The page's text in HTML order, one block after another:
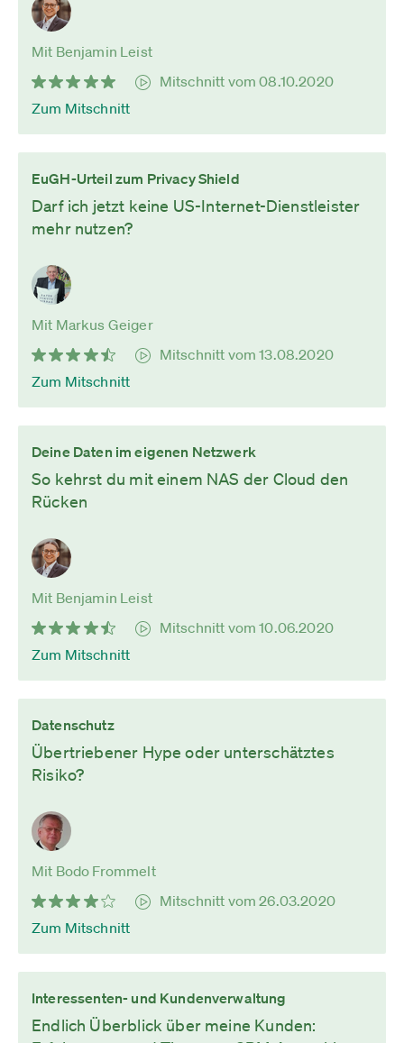
Mit Benjamin Leist
Mitschnitt vom 08.10.2020
Zum Mitschnitt
EuGH-Urteil zum Privacy Shield
Darf ich jetzt keine US-Internet-Dienstleister
mehr nutzen?
Mit Markus Geiger
Mitschnitt vom 13.08.2020
Zum Mitschnitt
Deine Daten im eigenen Netzwerk
So kehrst du mit einem NAS der Cloud den
Rücken
Mit Benjamin Leist
Mitschnitt vom 10.06.2020
Zum Mitschnitt
Datenschutz
Übertriebener Hype oder unterschätztes
Risiko?
Mit Bodo Frommelt
Mitschnitt vom 26.03.2020
Zum Mitschnitt
Interessenten- und Kundenverwaltung
Endlich Überblick über meine Kunden: